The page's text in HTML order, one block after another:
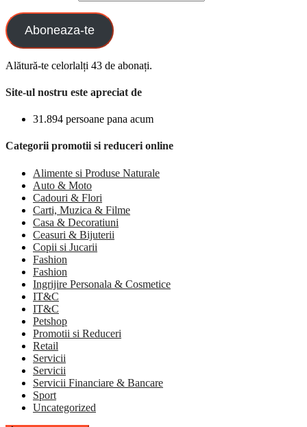
Aboneaza-te
Alătură-te celorlalți 43 de abonați.
Site-ul nostru este apreciat de
31.894 persoane pana acum
Categorii promotii si reduceri online
Alimente si Produse Naturale
Auto & Moto
Cadouri & Flori
Carti, Muzica & Filme
Casa & Decoratiuni
Ceasuri & Bijuterii
Copii si Jucarii
Fashion
Fashion
Ingrijire Personala & Cosmetice
IT&C
IT&C
Petshop
Promotii si Reduceri
Retail
Servicii
Servicii
Servicii Financiare & Bancare
Sport
Uncategorized